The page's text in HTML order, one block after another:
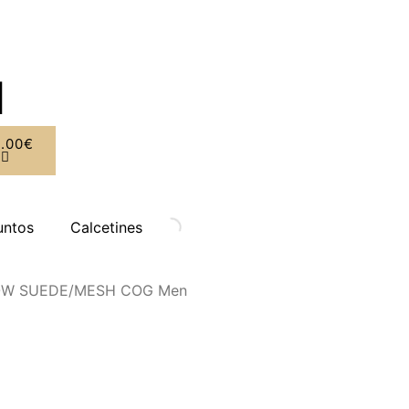
€
Calcetines
SUEDE/MESH COG Men